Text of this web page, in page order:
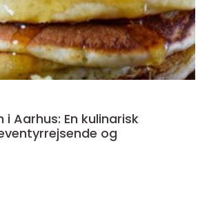
i Aarhus: En kulinarisk
og